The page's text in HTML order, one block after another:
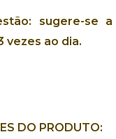
sugere-se
vezes ao dia.
DO PRODUTO: